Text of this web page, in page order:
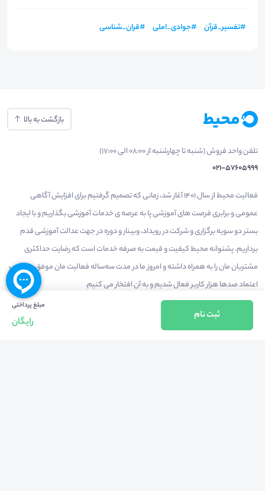
#تفسیر_قرآن #جوادی_املی #قران_شناسی
مبلغ پرداختی
رایگان
ثبت نام
بازگشت به بالا
تلفن واحد فروش (شنبه تا چهارشنبه از 08:00 الی 17:00)
021-57605999
فعالیت محیط از سال 1401 آغاز شد، زمانی که تصمیم گرفتیم برای افزایش آگاهی
عمومی و برابری فرصت های آموزشی پا به عرصه ی خدمات آموزشی بگذاریم و با ایجاد
بستر دو سویه برگزاری و شرکت در رویداد، وبینار و دوره در جهت عدالت آموزشی قدم
برداریم. پشتوانه محیط کیفیت و قیمت به صرفه خدمات است که رضایت حداکثری
مشتریان مان را به همراه داشته و امروز ما در مدت سه‌ساله فعالیت مان موفق به کسب
اعتماد صدها هزار کاربر فعال شدیم و به آن افتخار می‌ کنیم.